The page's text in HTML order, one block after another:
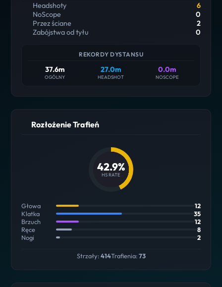
Headshoty
6
NoScope
0
Przez ściane
2
Zabójstwa od tyłu
0
REKORDY DYSTANSU
37.6m
OGÓLNY
27.0m
HEADSHOT
0.0m
NOSCOPE
Rozłożenie Trafień
42.9%
HS RATE
Głowa
12
Klatka
35
Brzuch
12
Ręce
8
Nogi
2
Strzały:414Trafienia:73